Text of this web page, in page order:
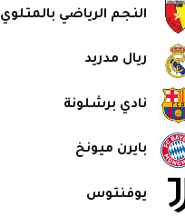
النجم الرياضي بالمتلوي
ريال مدريد
نادي برشلونة
بايرن ميونخ
يوفنتوس